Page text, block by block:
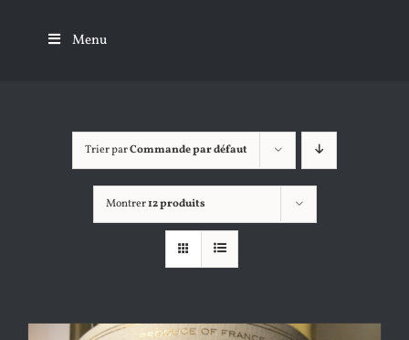
Menu
Trier parCommande par défaut
Montrer12 produits